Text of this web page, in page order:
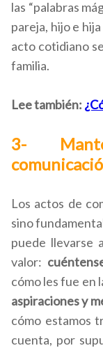
las “palabras
pareja, hijo e
acto cotidiano
familia.
Lee también:
3-
Los actos de
sino
puede llevarse
valor:
cómo les fue en
aspiraciones y
cómo estamos
cuenta, por